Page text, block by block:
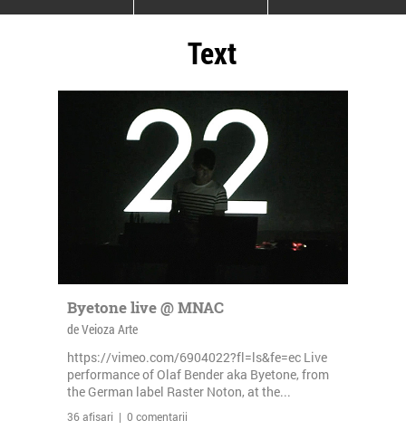
Text
Byetone live @ MNAC
de Veioza Arte
https://vimeo.com/6904022?fl=ls&fe=ec Live
performance of Olaf Bender aka Byetone, from
the German label Raster Noton, at the...
36 afisari | 0 comentarii